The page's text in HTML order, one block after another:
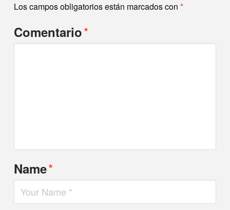
Los campos obligatorios están marcados con *
Comentario*
Name*